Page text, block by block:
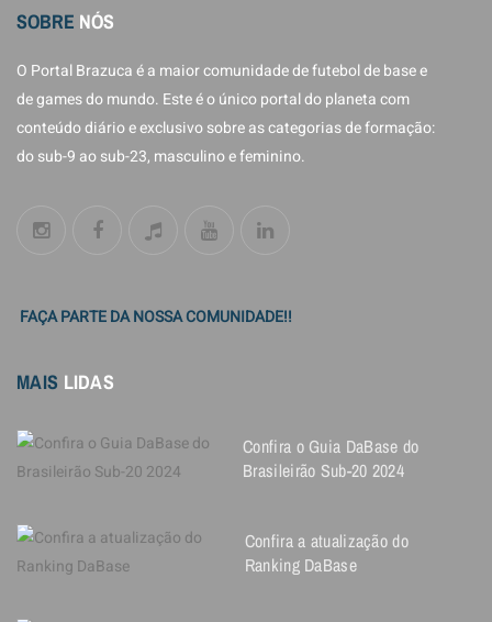
SOBRE NÓS
O Portal Brazuca é a maior comunidade de futebol de base e
de games do mundo. Este é o único portal do planeta com
conteúdo diário e exclusivo sobre as categorias de formação:
do sub-9 ao sub-23, masculino e feminino.
FAÇA PARTE DA NOSSA COMUNIDADE!!
MAIS LIDAS
Confira o Guia DaBase do
Brasileirão Sub-20 2024
Confira a atualização do
Ranking DaBase